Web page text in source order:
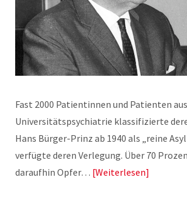
Fast 2000 Patientinnen und Patienten
Universitätspsychiatrie klassifizierte
Hans Bürger-Prinz ab 1940 als „reine
verfügte deren Verlegung. Über 70
daraufhin Opfer… Weiterlesen